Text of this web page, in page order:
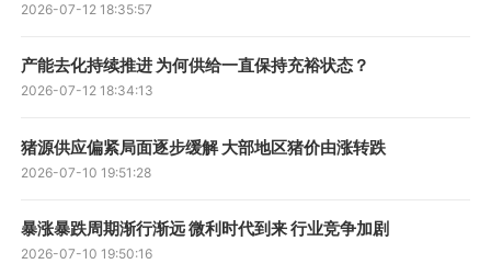
2026-07-12 18:35:57
产能去化持续推进 为何供给一直保持充裕状态？
2026-07-12 18:34:13
猪源供应偏紧局面逐步缓解 大部地区猪价由涨转跌
2026-07-10 19:51:28
暴涨暴跌周期渐行渐远 微利时代到来 行业竞争加剧
2026-07-10 19:50:16